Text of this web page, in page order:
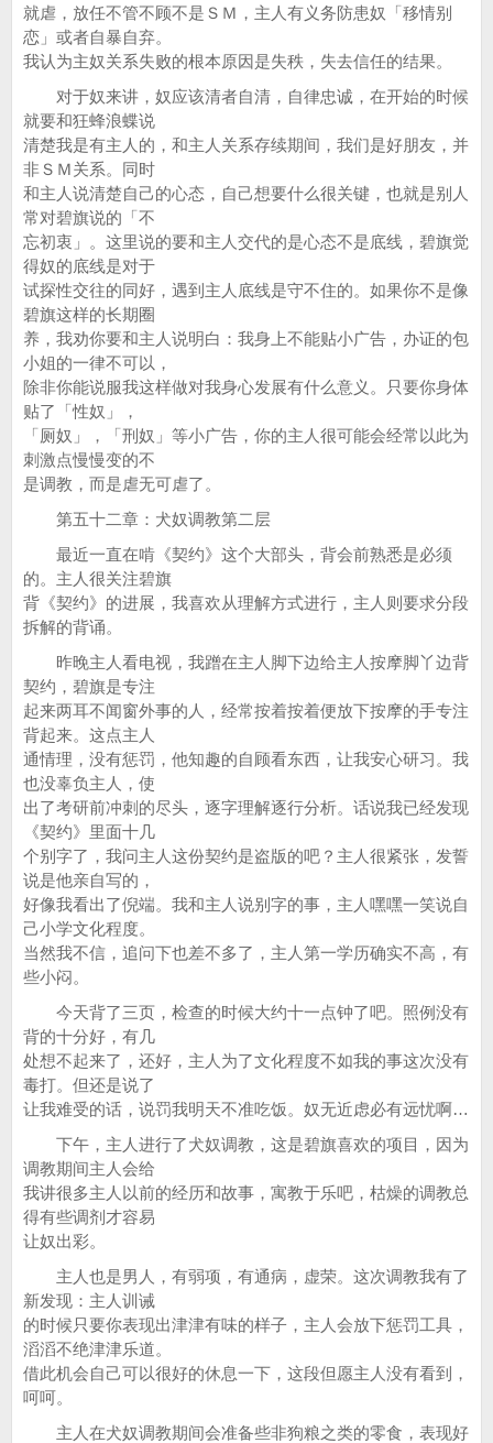
就虐，放任不管不顾不是ＳＭ，主人有义务防患奴「移情别
恋」或者自暴自弃。
我认为主奴关系失败的根本原因是失秩，失去信任的结果。
对于奴来讲，奴应该清者自清，自律忠诚，在开始的时候
就要和狂蜂浪蝶说
清楚我是有主人的，和主人关系存续期间，我们是好朋友，并
非ＳＭ关系。同时
和主人说清楚自己的心态，自己想要什么很关键，也就是别人
常对碧旗说的「不
忘初衷」。这里说的要和主人交代的是心态不是底线，碧旗觉
得奴的底线是对于
试探性交往的同好，遇到主人底线是守不住的。如果你不是像
碧旗这样的长期圈
养，我劝你要和主人说明白：我身上不能贴小广告，办证的包
小姐的一律不可以，
除非你能说服我这样做对我身心发展有什么意义。只要你身体
贴了「性奴」，
「厕奴」，「刑奴」等小广告，你的主人很可能会经常以此为
刺激点慢慢变的不
是调教，而是虐无可虐了。
第五十二章：犬奴调教第二层
最近一直在啃《契约》这个大部头，背会前熟悉是必须
的。主人很关注碧旗
背《契约》的进展，我喜欢从理解方式进行，主人则要求分段
拆解的背诵。
昨晚主人看电视，我蹭在主人脚下边给主人按摩脚丫边背
契约，碧旗是专注
起来两耳不闻窗外事的人，经常按着按着便放下按摩的手专注
背起来。这点主人
通情理，没有惩罚，他知趣的自顾看东西，让我安心研习。我
也没辜负主人，使
出了考研前冲刺的尽头，逐字理解逐行分析。话说我已经发现
《契约》里面十几
个别字了，我问主人这份契约是盗版的吧？主人很紧张，发誓
说是他亲自写的，
好像我看出了倪端。我和主人说别字的事，主人嘿嘿一笑说自
己小学文化程度。
当然我不信，追问下也差不多了，主人第一学历确实不高，有
些小闷。
今天背了三页，检查的时候大约十一点钟了吧。照例没有
背的十分好，有几
处想不起来了，还好，主人为了文化程度不如我的事这次没有
毒打。但还是说了
让我难受的话，说罚我明天不准吃饭。奴无近虑必有远忧啊…
下午，主人进行了犬奴调教，这是碧旗喜欢的项目，因为
调教期间主人会给
我讲很多主人以前的经历和故事，寓教于乐吧，枯燥的调教总
得有些调剂才容易
让奴出彩。
主人也是男人，有弱项，有通病，虚荣。这次调教我有了
新发现：主人训诫
的时候只要你表现出津津有味的样子，主人会放下惩罚工具，
滔滔不绝津津乐道。
借此机会自己可以很好的休息一下，这段但愿主人没有看到，
呵呵。
主人在犬奴调教期间会准备些非狗粮之类的零食，表现好